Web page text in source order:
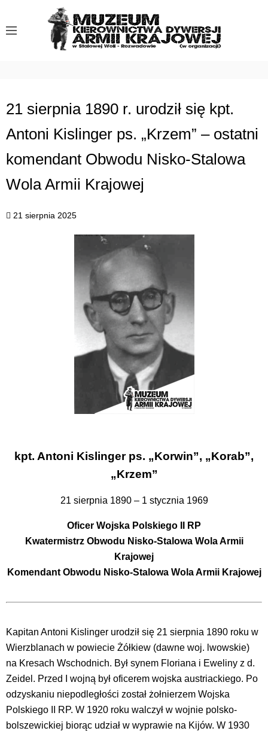
21 sierpnia 1890 r. urodził się kpt.
Antoni Kislinger ps. „Krzem” – ostatni
komendant Obwodu Nisko-Stalowa
Wola Armii Krajowej
21 sierpnia 2025
kpt. Antoni Kislinger ps. „Korwin”, „Korab”,
„Krzem”
21 sierpnia 1890 – 1 stycznia 1969
Oficer Wojska Polskiego II RP
Kwatermistrz Obwodu Nisko-Stalowa Wola Armii
Krajowej
Komendant Obwodu Nisko-Stalowa Wola Armii Krajowej
Kapitan Antoni Kislinger urodził się 21 sierpnia 1890 roku w
Wierzblanach w powiecie Żółkiew (dawne woj. lwowskie)
na Kresach Wschodnich. Był synem Floriana i Eweliny z d.
Zeidel. Przed I wojną był oficerem wojska austriackiego. Po
odzyskaniu niepodległości został żołnierzem Wojska
Polskiego II RP. W 1920 roku walczył w wojnie polsko-
bolszewickiej biorąc udział w wyprawie na Kijów. W 1930